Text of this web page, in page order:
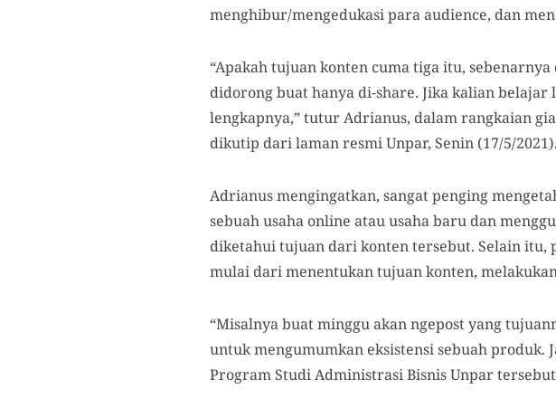
menghibur/mengedukasi para audience, dan
“Apakah tujuan konten cuma tiga itu,
didorong buat hanya di-share. Jika kalian
lengkapnya,” tutur Adrianus, dalam rangkaian
dikutip dari laman resmi Unpar, Senin (17/5/2021).
Adrianus mengingatkan, sangat penging
sebuah usaha online atau usaha baru dan
diketahui tujuan dari konten tersebut. Selain itu,
mulai dari menentukan tujuan konten,
“Misalnya buat minggu akan ngepost yang
untuk mengumumkan eksistensi sebuah produk.
Program Studi Administrasi Bisnis Unpar